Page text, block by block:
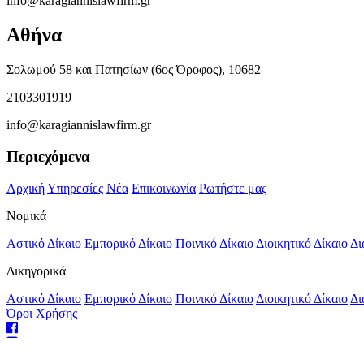
Αθήνα
Σολωμού 58 και Πατησίων (6ος Όροφος), 10682
2103301919
info@karagiannislawfirm.gr
Περιεχόμενα
ΑρχικήΥπηρεσίες Νέα Επικοινωνία Ρωτήστε μας
Νομικά
Αστικό Δίκαιο Εμπορικό Δίκαιο Ποινικό Δίκαιο Διοικητικό Δίκαιο
Δικηγορικά
Αστικό Δίκαιο Εμπορικό Δίκαιο Ποινικό Δίκαιο Διοικητικό Δίκαιο
Όροι Χρήσης